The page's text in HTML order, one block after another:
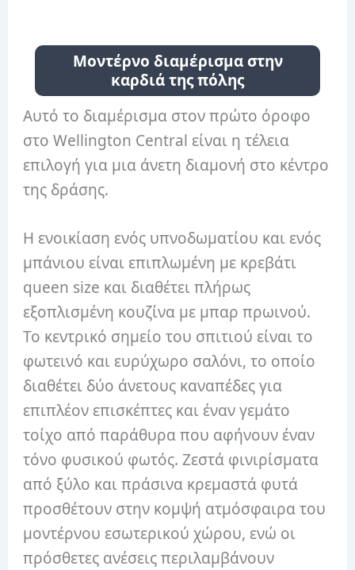
Μοντέρνο διαμέρισμα στην
καρδιά της πόλης
Αυτό το διαμέρισμα στον πρώτο όροφο
στο Wellington Central είναι η τέλεια
επιλογή για μια άνετη διαμονή στο κέντρο
της δράσης.
Η ενοικίαση ενός υπνοδωματίου και ενός
μπάνιου είναι επιπλωμένη με κρεβάτι
queen size και διαθέτει πλήρως
εξοπλισμένη κουζίνα με μπαρ πρωινού.
Το κεντρικό σημείο του σπιτιού είναι το
φωτεινό και ευρύχωρο σαλόνι, το οποίο
διαθέτει δύο άνετους καναπέδες για
επιπλέον επισκέπτες και έναν γεμάτο
τοίχο από παράθυρα που αφήνουν έναν
τόνο φυσικού φωτός.Ζεστά φινιρίσματα
από ξύλο και πράσινα κρεμαστά φυτά
προσθέτουν στην κομψή ατμόσφαιρα του
μοντέρνου εσωτερικού χώρου, ενώ οι
πρόσθετες ανέσεις περιλαμβάνουν